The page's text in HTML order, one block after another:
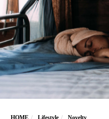
HOME Lifestyle Novelty